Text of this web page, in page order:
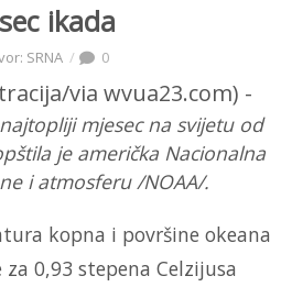
ikada
SRNA 0
mjesec na svijetu od
je američka Nacionalna
i atmosferu /NOAA/.
kopna i površine okeana
0,93 stepena Celzijusa